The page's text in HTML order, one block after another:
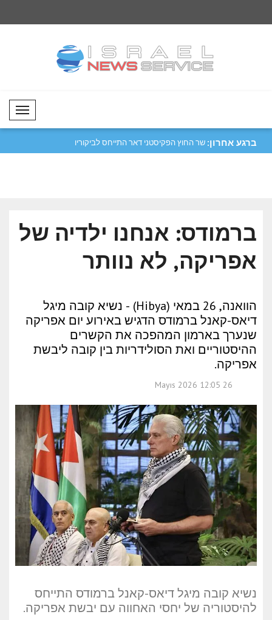
Mobil Menü
ברגע אחרון: שר החוץ הפקיסטני דאר התייחס לביקוריו נגד מכלית במצר
ברמודס: אנחנו ילדיה של
אפריקה, לא נוותר
הוואנה, 26 במאי (Hibya) - נשיא קובה מיגל
דיאס-קאנל ברמודס הדגיש באירוע יום אפריקה
שנערך בארמון המהפכה את הקשרים
ההיסטוריים ואת הסולידריות בין קובה ליבשת
אפריקה.
26 Mayıs 2026 12:05
נשיא קובה מיגל דיאס-קאנל ברמודס התייחס
להיסטוריה של יחסי האחווה עם יבשת אפריקה.